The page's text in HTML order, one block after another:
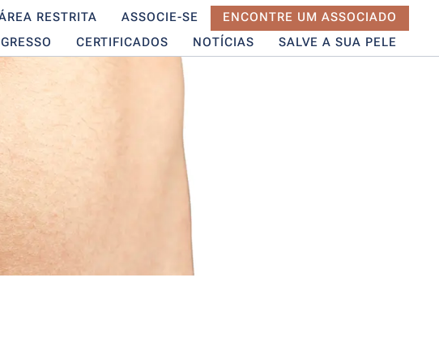
CERTIFICADOS NOTÍCIAS
RESTRITA
ASSOCIE-SE
SALVE A SUA PELE
ENCONTRE UM ASSOCIADO